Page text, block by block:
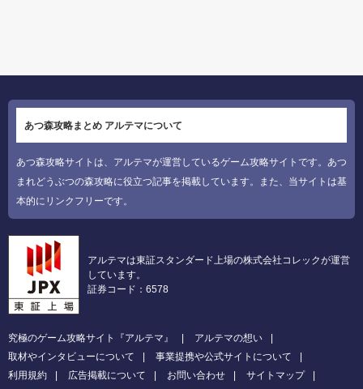
あつ森攻略まとめ アルテマについて
あつ森攻略サイトは、アルテマが運営しているゲーム攻略サイトです。あつ
まれどうぶつの森攻略に役立つ記事を掲載しています。また、当サイトは基
本的にリンクフリーです。
アルテマは東証スタンダード上場の株式会社コレックが運営
しています。
証券コード：6578
究極のゲーム攻略サイト『アルテマ』
アルテマの想い
取材やインタビューについて
事業提携や公式サイトについて
利用規約
広告掲載について お問い合わせ
サイトマップ